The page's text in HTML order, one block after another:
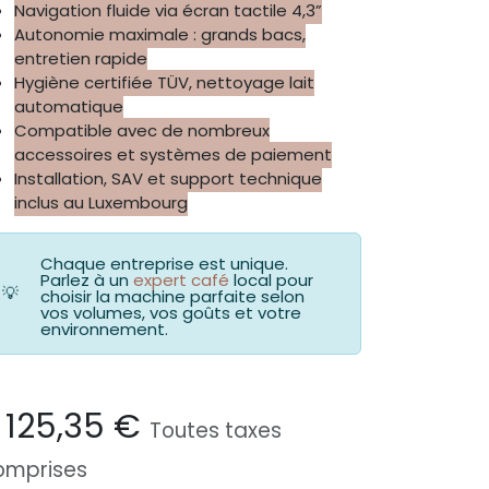
Navigation fluide via écran tactile 4,3”
Autonomie maximale : grands bacs,
entretien rapide
Hygiène certifiée TÜV, nettoyage lait
automatique
Compatible avec de nombreux
accessoires et systèmes de paiement
Installation, SAV et support technique
inclus au Luxembourg
💡
Chaque entreprise est unique.
Parlez à un expert café local pour
choisir la machine parfaite selon
vos volumes, vos goûts et votre
environnement.
€ Toutes taxes